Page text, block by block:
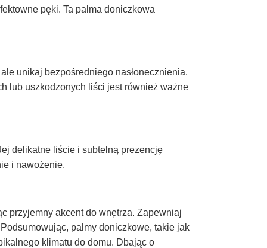
pęki. Ta palma doniczkowa
unikaj bezpośredniego nasłonecznienia.
lub uszkodzonych liści jest również ważne
delikatne liście i subtelną prezencję
i nawożenie.
przyjemny akcent do wnętrza. Zapewniaj
palmy doniczkowe, takie jak
klimatu do domu. Dbając o